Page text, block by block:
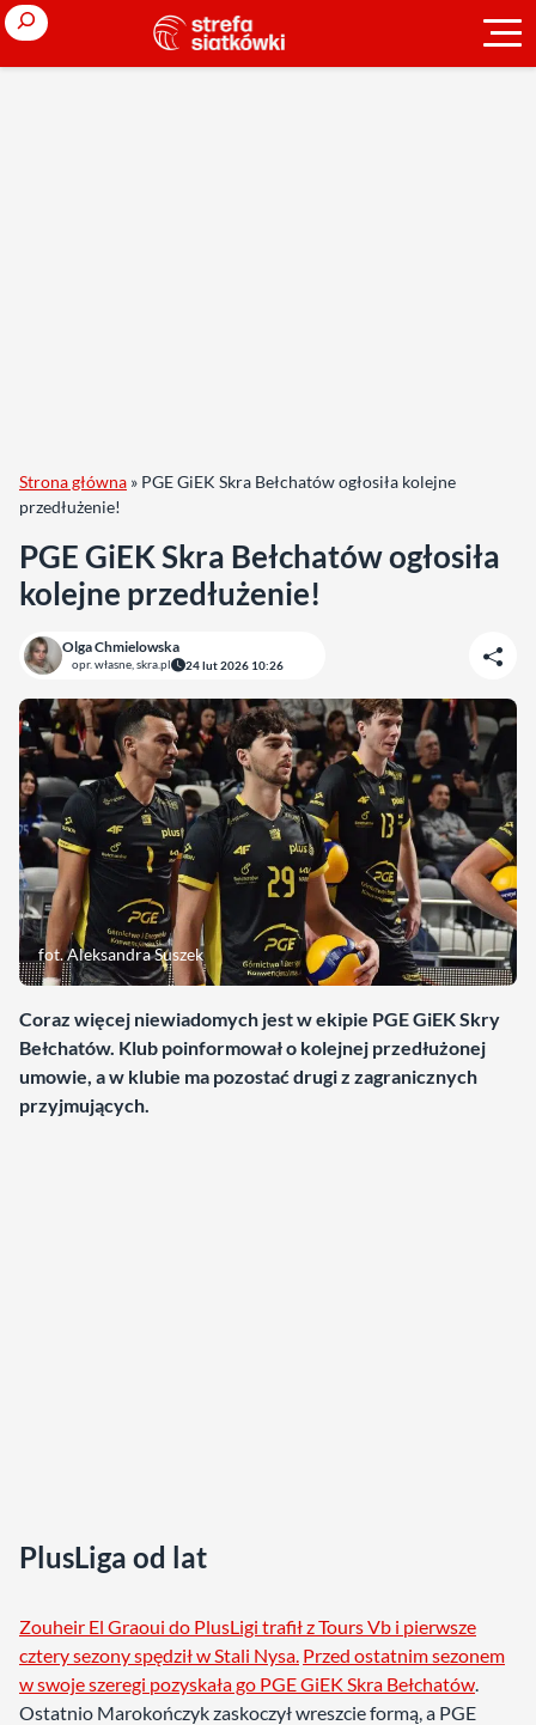
Search
Strona główna » PGE GiEK Skra Bełchatów ogłosiła kolejne
przedłużenie!
PGE GiEK Skra Bełchatów ogłosiła
kolejne przedłużenie!
Olga Chmielowska
opr. własne, skra.pl 24 lut 2026 10:26
fot. Aleksandra Suszek
Coraz więcej niewiadomych jest w ekipie PGE GiEK Skry
Bełchatów. Klub poinformował o kolejnej przedłużonej
umowie, a w klubie ma pozostać drugi z zagranicznych
przyjmujących.
PlusLiga od lat
Zouheir El Graoui do PlusLigi trafił z Tours Vb i pierwsze
cztery sezony spędził w Stali Nysa. Przed ostatnim sezonem
w swoje szeregi pozyskała go PGE GiEK Skra Bełchatów.
Ostatnio Marokończyk zaskoczył wreszcie formą, a PGE